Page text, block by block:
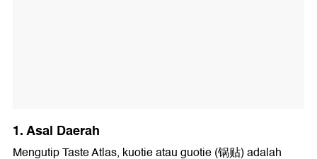
1. Asal Daerah
Mengutip Taste Atlas, kuotie atau guotie (锅贴) adalah